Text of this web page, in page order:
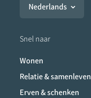
Nederlands
Snel naar
Wonen
Relatie & samenleven
Erven & schenken